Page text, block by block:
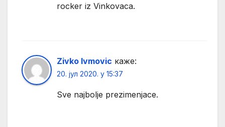
rocker iz Vinkovaca.
Zivko Ivmovic каже:
20. јул 2020. у 15:37
Sve najbolje prezimenjace.